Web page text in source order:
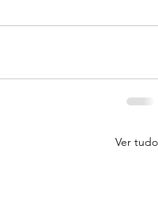
Ver tudo